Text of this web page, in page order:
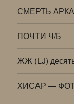
СМЕРТЬ
ПОЧТИ Ч/Б
ЖЖ (LJ)
ХИСАР —